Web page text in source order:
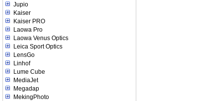
Jupio
Kaiser
Kaiser PRO
Laowa Pro
Laowa Venus Optics
Leica Sport Optics
LensGo
Linhof
Lume Cube
MediaJet
Megadap
MekingPhoto